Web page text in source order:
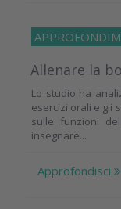
Allenare la
Lo studio ha
esercizi orali e gli
sulle funzioni
insegnare...
Approfondisci